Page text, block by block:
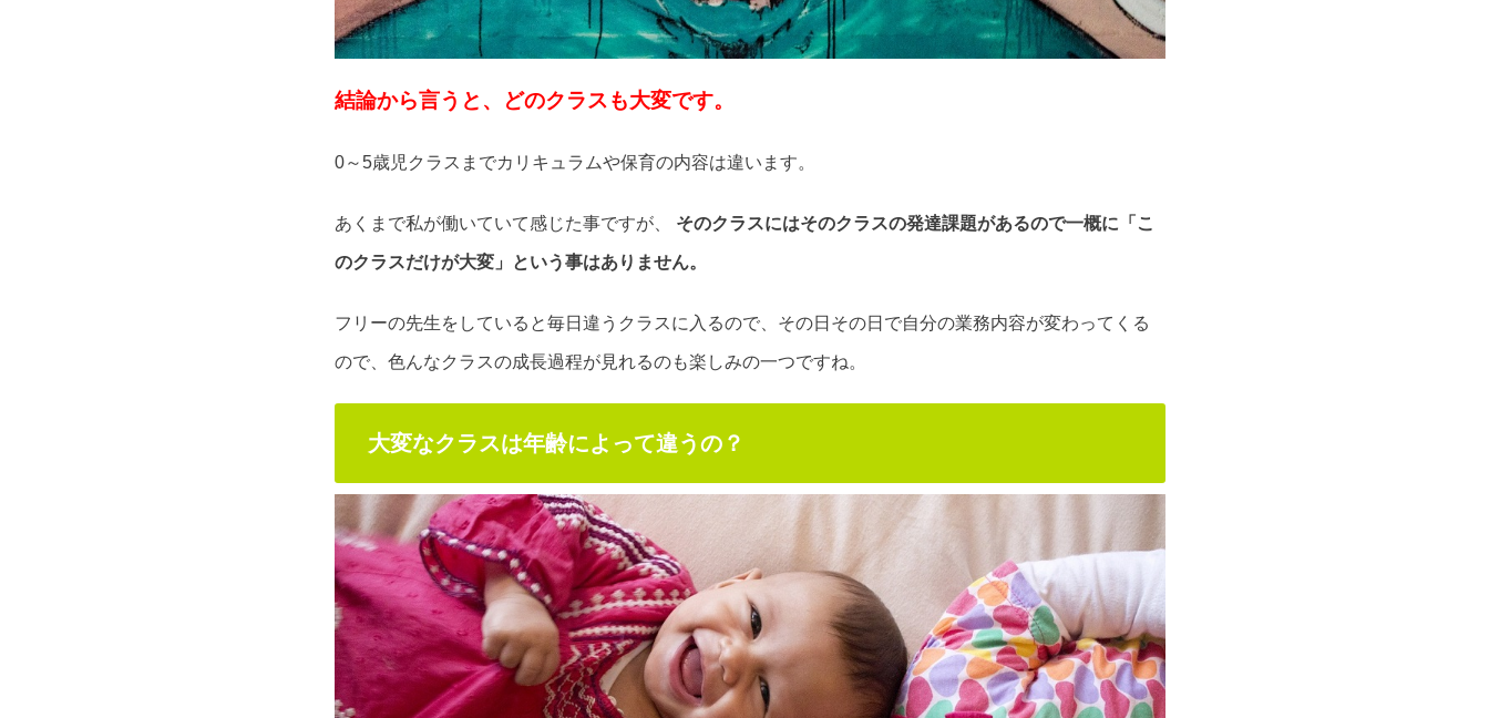
結論から言うと、どのクラスも大変です。
0～5歳児クラスまでカリキュラムや保育の内容は違います。
あくまで私が働いていて感じた事ですが、 そのクラスにはそのクラスの発達課題があるので一概に「こ
のクラスだけが大変」という事はありません。
フリーの先生をしていると毎日違うクラスに入るので、その日その日で自分の業務内容が変わってくる
ので、色んなクラスの成長過程が見れるのも楽しみの一つですね。
大変なクラスは年齢によって違うの？